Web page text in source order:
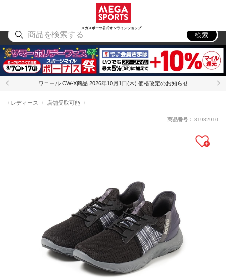
メガスポーツ公式オンラインショップ
アウトドア
検索
ワコール CW-X商品 2026年10月1日(木) 価格改定のお知らせ
レディース 店舗受取可能
商品番号： 81982910